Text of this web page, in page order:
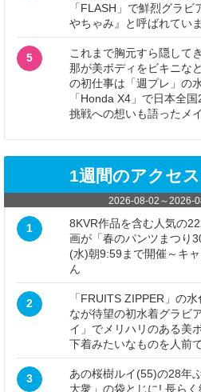
「FLASH」で鮮烈グラ
やちゃみ』と呼ばれてい
5
これまで胸元すら隠して
那が美ボディをビキニな
の初仕事は「週プレ」の
「Honda X4」で日本全
挑戦への想いも語ったメ
1週間のアクセ
2026-08-02 ～ 2026-
1
8KVR作品を含む人気の
画が「春のパンツまつり
(水)朝9:59まで開催～キ
ん
2
「FRUITS ZIPPER」の
なが待望の初水着グラビ
イ」でメリハリのある美
下着みたいなものを人前
3
あの桜樹ルイ(55)の28年
大衆」の袋とじに! 長ら